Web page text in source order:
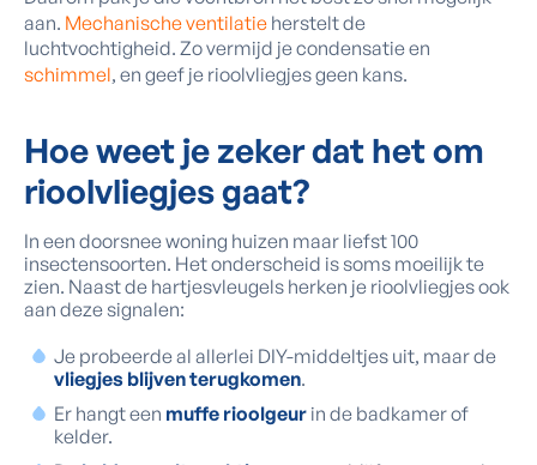
aan. Mechanische ventilatie herstelt de
luchtvochtigheid. Zo vermijd je condensatie en
schimmel, en geef je rioolvliegjes geen kans.
Hoe weet je zeker dat het om
rioolvliegjes gaat?
In een doorsnee woning huizen maar liefst 100
insectensoorten. Het onderscheid is soms moeilijk te
zien. Naast de hartjesvleugels herken je rioolvliegjes ook
aan deze signalen:
Je probeerde al allerlei DIY-middeltjes uit, maar de
vliegjes blijven terugkomen.
Er hangt een muffe rioolgeur in de badkamer of
kelder.